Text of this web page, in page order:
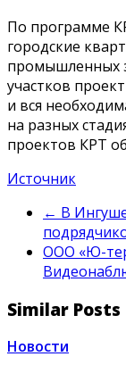
По программе
городские
промышленных
участков
и вся
на разных
проектов КРТ
Источник
← В
ООО «Ю-
Similar Posts
Новости